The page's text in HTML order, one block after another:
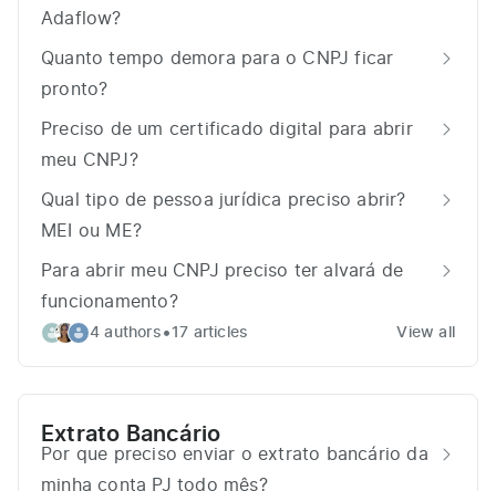
Adaflow?
Quanto tempo demora para o CNPJ ficar
pronto?
Preciso de um certificado digital para abrir
meu CNPJ?
Qual tipo de pessoa jurídica preciso abrir?
MEI ou ME?
Para abrir meu CNPJ preciso ter alvará de
funcionamento?
4 authors •17 articles View all
Extrato Bancário
Por que preciso enviar o extrato bancário da
minha conta PJ todo mês?